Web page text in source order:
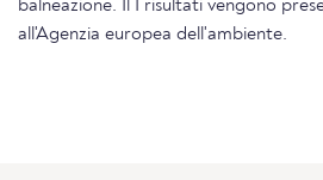
balneazione. Il I risultati vengono
all'Agenzia europea dell'ambiente.